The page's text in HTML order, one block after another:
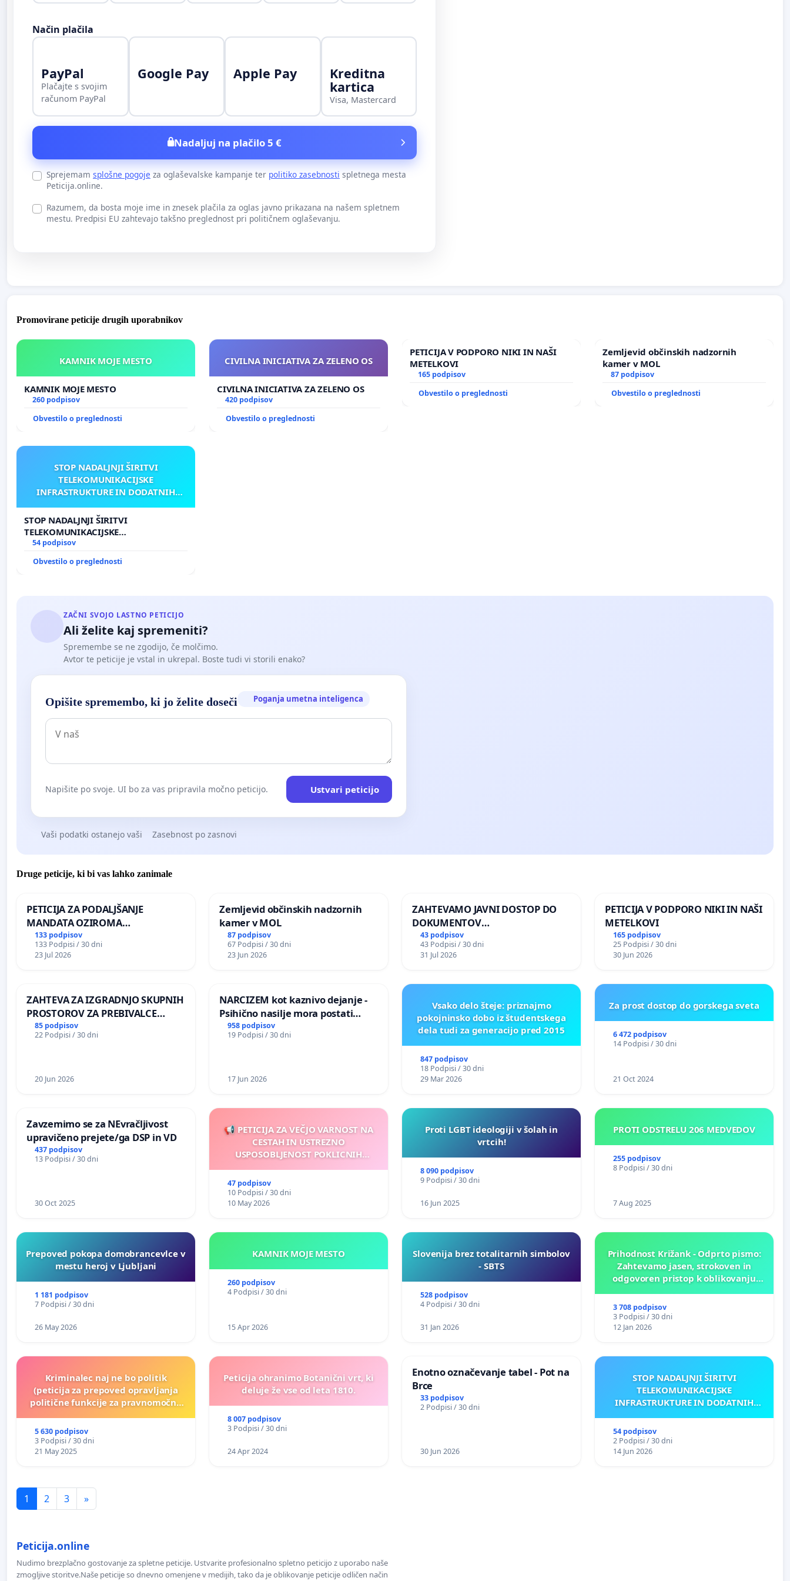
Način plačila
PayPal
Plačajte s svojim
računom PayPal
Google Pay Apple Pay Kreditna
kartica
Visa, Mastercard
Nadaljuj na plačilo 5 €
Sprejemam splošne pogoje za oglaševalske kampanje ter politiko zasebnosti spletnega mesta
Peticija.online.
Razumem, da bosta moje ime in znesek plačila za oglas javno prikazana na našem spletnem
mestu. Predpisi EU zahtevajo takšno preglednost pri političnem oglaševanju.
Promovirane peticije drugih uporabnikov
KAMNIK MOJE MESTO
KAMNIK MOJE MESTO
260 podpisov
Obvestilo o preglednosti
CIVILNA INICIATIVA ZA ZELENO OS
CIVILNA INICIATIVA ZA ZELENO OS
420 podpisov
Obvestilo o preglednosti
PETICIJA V PODPORO NIKI IN NAŠI
METELKOVI
165 podpisov
Obvestilo o preglednosti
Zemljevid občinskih nadzornih
kamer v MOL
87 podpisov
Obvestilo o preglednosti
STOP NADALJNJI ŠIRITVI
TELEKOMUNIKACIJSKE
INFRASTRUKTURE IN DODATNIH
STOP NADALJNJI ŠIRITVI
TELEKOMUNIKACIJSKE
INFRASTRUKTURE IN DODATNIH
54 podpisov
Obvestilo o preglednosti
ZAČNI SVOJO LASTNO PETICIJO
Ali želite kaj spremeniti?
Spremembe se ne zgodijo, če molčimo.
Avtor te peticije je vstal in ukrepal. Boste tudi vi storili enako?
Opišite spremembo, ki jo želite doseči Poganja umetna inteligenca
Napišite po svoje. UI bo za vas pripravila močno peticijo. Ustvari peticijo
Vaši podatki ostanejo vaši Zasebnost po zasnovi
Druge peticije, ki bi vas lahko zanimale
PETICIJA ZA PODALJŠANJE
MANDATA OZIROMA
ČIMPREJŠNJO PONOVNO
NAPOTITEV GOSPODA BERNARDA
ŠRAJNERJA NA VELEPOSLANIŠTVO
133 podpisov
133 Podpisi / 30 dni
23 Jul 2026
Zemljevid občinskih nadzornih
kamer v MOL
87 podpisov
67 Podpisi / 30 dni
23 Jun 2026
ZAHTEVAMO JAVNI DOSTOP DO
DOKUMENTOV
PARLAMENTARNIH
PREISKOVALNIH KOMISIJ O
ILEGALNI TRGOVINI Z OROŽJEM
43 podpisov
43 Podpisi / 30 dni
31 Jul 2026
PETICIJA V PODPORO NIKI IN NAŠI
METELKOVI
165 podpisov
25 Podpisi / 30 dni
30 Jun 2026
ZAHTEVA ZA IZGRADNJO SKUPNIH
PROSTOROV ZA PREBIVALCE
KRAJEVNE SKUPNOSTI
PRESTRANEK
85 podpisov
22 Podpisi / 30 dni
20 Jun 2026
NARCIZEM kot kaznivo dejanje -
Psihično nasilje mora postati
enako prepoznano kot fizično
nasilje
958 podpisov
19 Podpisi / 30 dni
17 Jun 2026
Vsako delo šteje: priznajmo
pokojninsko dobo iz študentskega
dela tudi za generacijo pred 2015
847 podpisov
18 Podpisi / 30 dni
29 Mar 2026
Za prost dostop do gorskega sveta
6 472 podpisov
14 Podpisi / 30 dni
21 Oct 2024
Zavzemimo se za NEvračljivost
upravičeno prejete/ga DSP in VD
437 podpisov
13 Podpisi / 30 dni
30 Oct 2025
📢 PETICIJA ZA VEČJO VARNOST NA
CESTAH IN USTREZNO
USPOSOBLJENOST POKLICNIH
47 podpisov
10 Podpisi / 30 dni
10 May 2026
Proti LGBT ideologiji v šolah in
vrtcih!
8 090 podpisov
9 Podpisi / 30 dni
16 Jun 2025
PROTI ODSTRELU 206 MEDVEDOV
255 podpisov
8 Podpisi / 30 dni
7 Aug 2025
Prepoved pokopa domobrancevlce v
mestu heroj v Ljubljani
1 181 podpisov
7 Podpisi / 30 dni
26 May 2026
KAMNIK MOJE MESTO
260 podpisov
4 Podpisi / 30 dni
15 Apr 2026
Slovenija brez totalitarnih simbolov
- SBTS
528 podpisov
4 Podpisi / 30 dni
31 Jan 2026
Prihodnost Križank - Odprto pismo:
Zahtevamo jasen, strokoven in
odgovoren pristop k oblikovanju
3 708 podpisov
3 Podpisi / 30 dni
12 Jan 2026
Kriminalec naj ne bo politik
(peticija za prepoved opravljanja
politične funkcije za pravnomočno
5 630 podpisov
3 Podpisi / 30 dni
21 May 2025
Peticija ohranimo Botanični vrt, ki
deluje že vse od leta 1810.
8 007 podpisov
3 Podpisi / 30 dni
24 Apr 2024
Enotno označevanje tabel - Pot na
Brce
33 podpisov
2 Podpisi / 30 dni
30 Jun 2026
STOP NADALJNJI ŠIRITVI
TELEKOMUNIKACIJSKE
INFRASTRUKTURE IN DODATNIH
54 podpisov
2 Podpisi / 30 dni
14 Jun 2026
1 2 3 »
Peticija.online
Nudimo brezplačno gostovanje za spletne peticije. Ustvarite profesionalno spletno peticijo z uporabo naše
zmogljive storitve.Naše peticije so dnevno omenjene v medijih, tako da je oblikovanje peticije odličen način